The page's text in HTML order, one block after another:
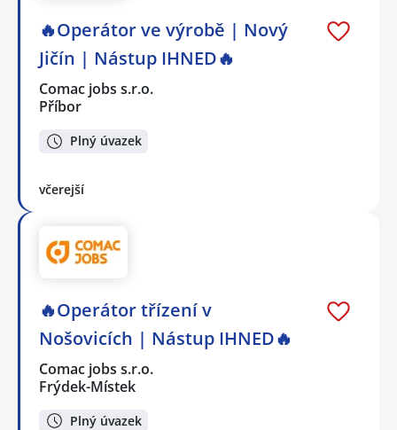
🔥Operátor ve výrobě | Nový
Jičín | Nástup IHNED🔥
Comac jobs s.r.o.
Příbor
Plný úvazek
včerejší
🔥Operátor třízení v
Nošovicích | Nástup IHNED🔥
Comac jobs s.r.o.
Frýdek-Místek
Plný úvazek